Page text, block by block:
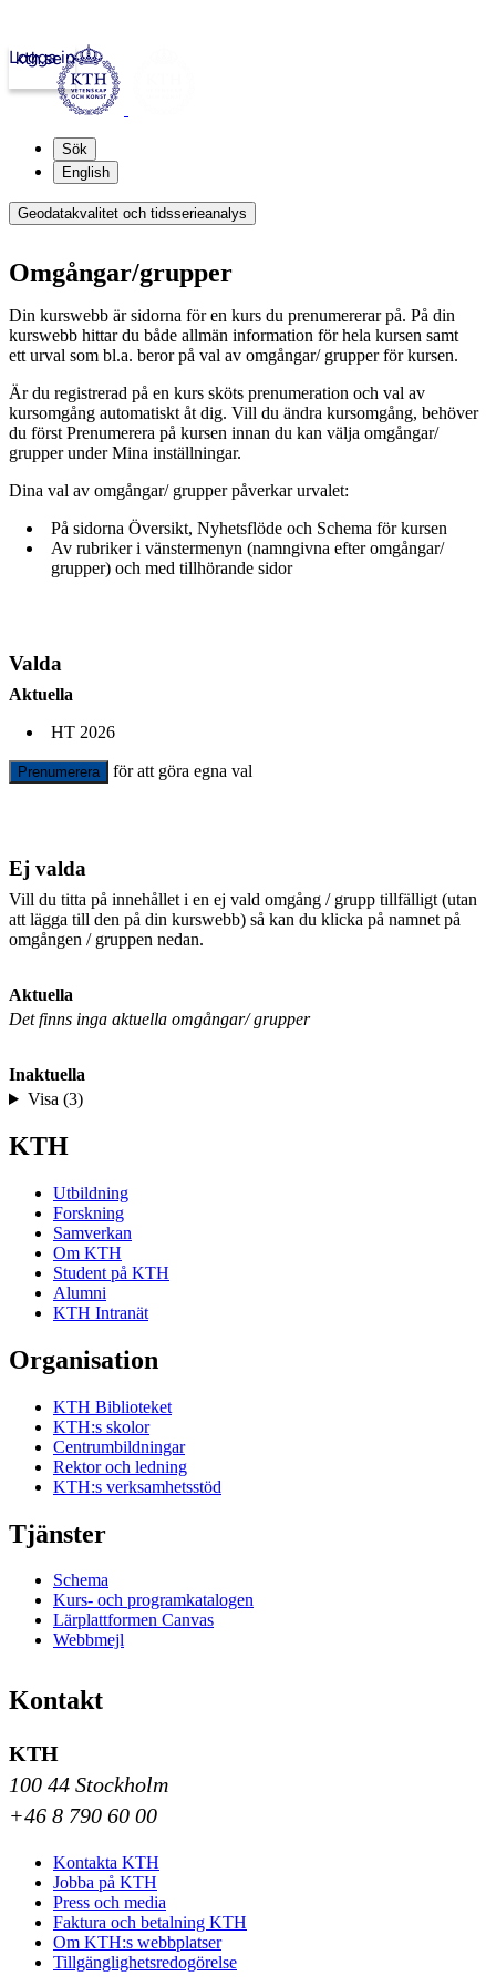
kth.se
Logga in
Sök
English
Geodatakvalitet och tidsserieanalys
Omgångar/grupper
Din kurswebb är sidorna för en kurs du prenumererar på. På din
kurswebb hittar du både allmän information för hela kursen samt
ett urval som bl.a. beror på val av omgångar/ grupper för kursen.
Är du registrerad på en kurs sköts prenumeration och val av
kursomgång automatiskt åt dig. Vill du ändra kursomgång, behöver
du först Prenumerera på kursen innan du kan välja omgångar/
grupper under Mina inställningar.
Dina val av omgångar/ grupper påverkar urvalet:
På sidorna Översikt, Nyhetsflöde och Schema för kursen
Av rubriker i vänstermenyn (namngivna efter omgångar/
grupper) och med tillhörande sidor
Valda
Aktuella
HT 2026
Prenumerera för att göra egna val
Ej valda
Vill du titta på innehållet i en ej vald omgång / grupp tillfälligt (utan
att lägga till den på din kurswebb) så kan du klicka på namnet på
omgången / gruppen nedan.
Aktuella
Det finns inga aktuella omgångar/ grupper
Inaktuella
Visa (3)
KTH
Utbildning
Forskning
Samverkan
Om KTH
Student på KTH
Alumni
KTH Intranät
Organisation
KTH Biblioteket
KTH:s skolor
Centrumbildningar
Rektor och ledning
KTH:s verksamhetsstöd
Tjänster
Schema
Kurs- och programkatalogen
Lärplattformen Canvas
Webbmejl
Kontakt
KTH
100 44 Stockholm
+46 8 790 60 00
Kontakta KTH
Jobba på KTH
Press och media
Faktura och betalning KTH
Om KTH:s webbplatser
Tillgänglighetsredogörelse